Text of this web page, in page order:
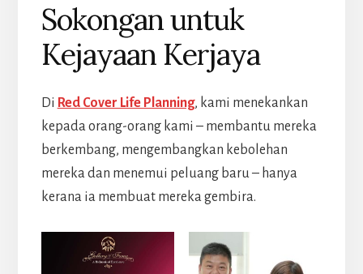
Sokongan untuk
Kejayaan Kerjaya
Di Red Cover Life Planning, kami menekankan
kepada orang-orang kami – membantu mereka
berkembang, mengembangkan kebolehan
mereka dan menemui peluang baru – hanya
kerana ia membuat mereka gembira.